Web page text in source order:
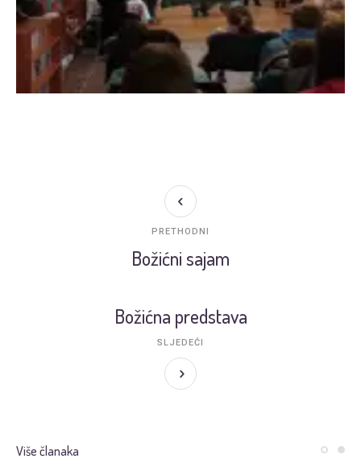
Božićni sajam
PRETHODNI
Božićna predstava
SLJEDEĆI
Više članaka